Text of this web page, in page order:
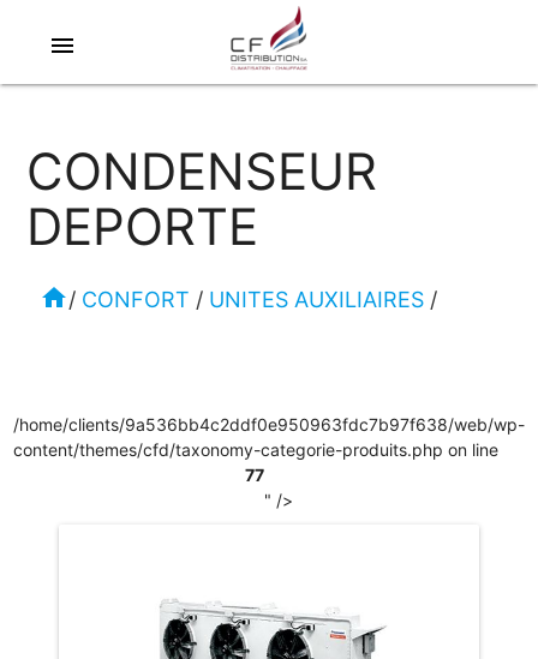
menu
CONDENSEUR
DEPORTE
home/ CONFORT / UNITES AUXILIAIRES/
/home/clients/9a536bb4c2ddf0e950963fdc7b97f638/web/wp-
content/themes/cfd/taxonomy-categorie-produits.php on line
77
" />